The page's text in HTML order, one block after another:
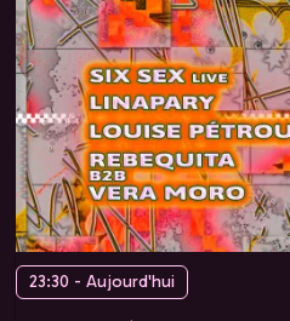
23:30 - Aujourd'hui